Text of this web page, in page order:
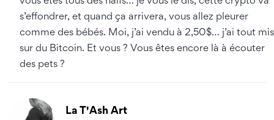
s’effondrer, et quand ça arrivera, vous allez pleurer
comme des bébés. Moi, j’ai vendu à 2,50$… j’ai tout mis
sur du Bitcoin. Et vous ? Vous êtes encore là à écouter
des pets ?
La T'Ash Art